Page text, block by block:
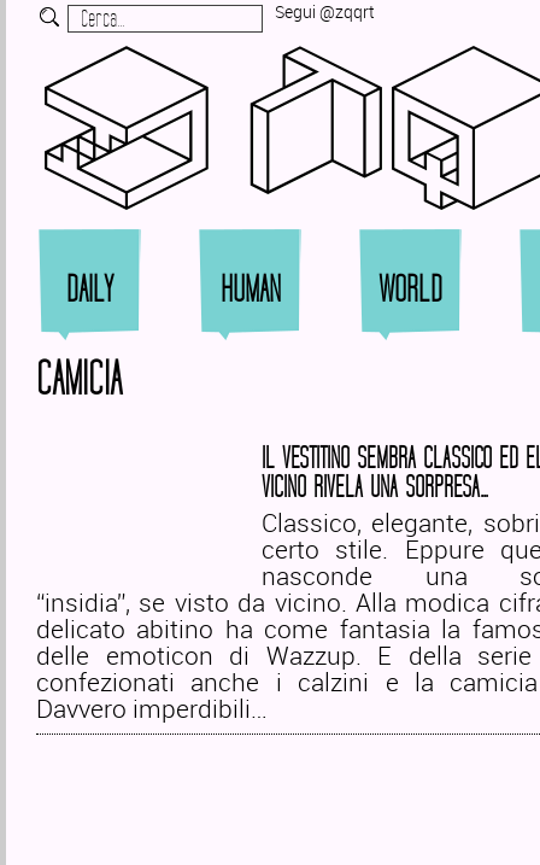
Segui @zqqrt
DAILY HUMAN WORLD
CAMICIA
IL VESTITINO SEMBRA CLASSICO ED
VICINO RIVELA UNA SORPRESA…
Classico, elegante,
certo stile. Eppure
nasconde una
“insidia”, se visto da vicino. Alla modica
delicato abitino ha come fantasia la
delle emoticon di Wazzup. E della
confezionati anche i calzini e la
Davvero imperdibili…